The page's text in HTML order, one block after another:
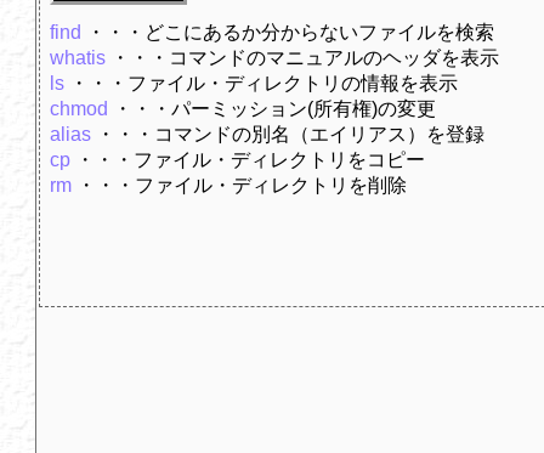
find
・・・どこにあるか分からないファイルを検索
whatis ・・・コマンドのマニュアルのヘッダを表示
ls ・・・ファイル・ディレクトリの情報を表示
chmod
・・・パーミッション(所有権)の変更
alias ・・・コマンドの別名（エイリアス）を登録
cp ・・・ファイル・ディレクトリをコピー
rm ・・・ファイル・ディレクトリを削除